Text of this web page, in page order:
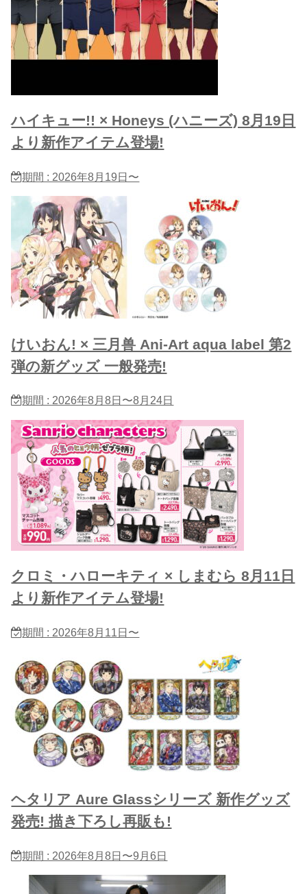
ハイキュー!! × Honeys (ハニーズ) 8月19日
より新作アイテム登場!
期間 : 2026年8月19日〜
けいおん! × 三月兽 Ani-Art aqua label 第2
弾の新グッズ 一般発売!
期間 : 2026年8月8日〜8月24日
クロミ・ハローキティ × しまむら 8月11日
より新作アイテム登場!
期間 : 2026年8月11日〜
ヘタリア Aure Glassシリーズ 新作グッズ
発売! 描き下ろし再販も!
期間 : 2026年8月8日〜9月6日